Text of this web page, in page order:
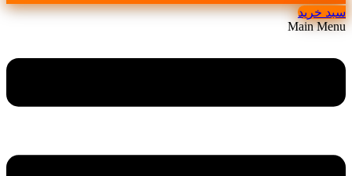
سبد خرید
Main Menu